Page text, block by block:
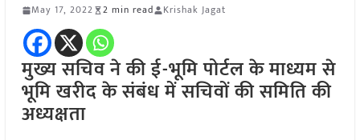
May 17, 2022 2 min read Krishak Jagat
मुख्य सचिव ने की ई-भूमि पोर्टल के माध्यम से
भूमि खरीद के संबंध में सचिवों की समिति की
अध्यक्षता